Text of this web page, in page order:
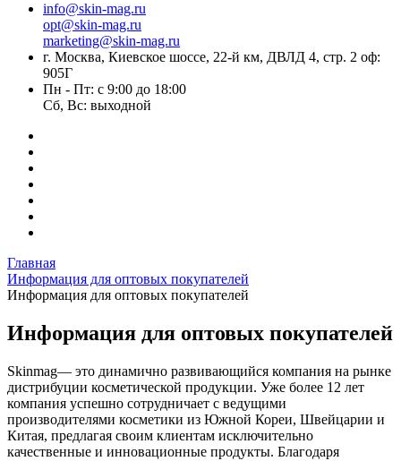
info@skin-mag.ru
opt@skin-mag.ru
marketing@skin-mag.ru
г. Москва, Киевское шоссе, 22-й км, ДВЛД 4, стр. 2 оф:
905Г
Пн - Пт: с 9:00 до 18:00
Сб, Вс: выходной
Главная
Информация для оптовых покупателей
Информация для оптовых покупателей
Информация для оптовых покупателей
Skinmag— это динамично развивающийся компания на рынке
дистрибуции косметической продукции. Уже более 12 лет
компания успешно сотрудничает с ведущими
производителями косметики из Южной Кореи, Швейцарии и
Китая, предлагая своим клиентам исключительно
качественные и инновационные продукты. Благодаря